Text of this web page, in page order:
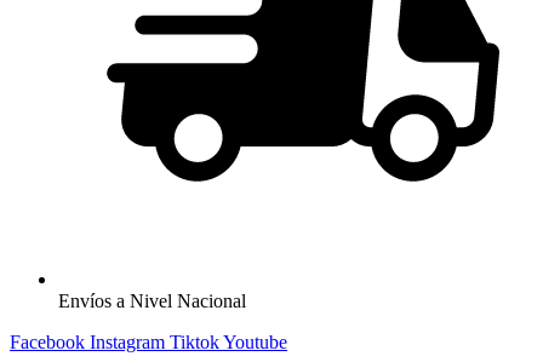
Envíos a Nivel Nacional
Facebook Instagram TiktokYoutube